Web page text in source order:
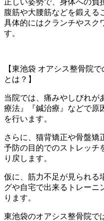
腹筋や大腰筋などを鍛える
具体的にはクランチやスク
す。
【東池袋 オアシス整骨院
とは？】
当院では、痛みやしびれが
療法』『鍼治療』などで原
を行います。
さらに、猫背矯正や骨盤矯
予防の目的でのストレッチ
り戻します。
仮に、筋力不足が見られる
グや自宅で出来るトレーニ
ります。
東池袋のオアシス整骨院で